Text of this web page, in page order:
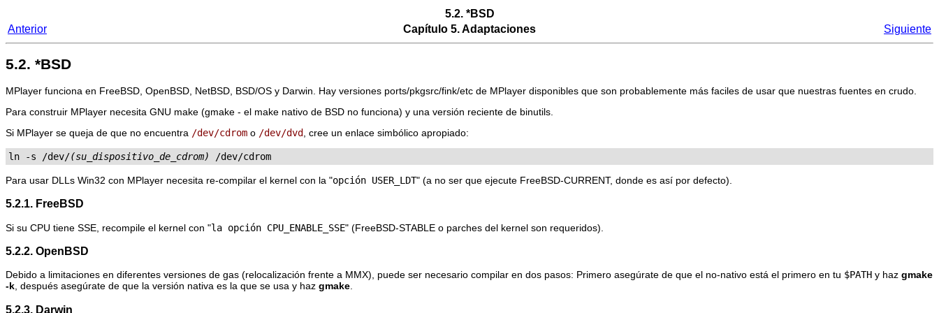
5.2. *BSD
Anterior
Capítulo 5. Adaptaciones Siguiente
5.2. *BSD
MPlayer funciona en FreeBSD, OpenBSD, NetBSD, BSD/OS y Darwin. Hay versiones ports/pkgsrc/fink/etc de MPlayer disponibles que son probablemente más faciles de usar que nuestras fuentes en crudo.
Para construir MPlayer necesita GNU make (gmake - el make nativo de BSD no funciona) y una versión reciente de binutils.
Si MPlayer se queja de que no encuentra /dev/cdrom o /dev/dvd , cree un enlace simbólico apropiado:
ln -s /dev/(su_dispositivo_de_cdrom) /dev/cdrom
Para usar DLLs Win32 con MPlayer necesita re-compilar el kernel con la "opción USER_LDT" (a no ser que ejecute FreeBSD-CURRENT, donde es así por defecto).
5.2.1. FreeBSD
Si su CPU tiene SSE, recompile el kernel con "la opción CPU_ENABLE_SSE" (FreeBSD-STABLE o parches del kernel son requeridos).
5.2.2. OpenBSD
Debido a limitaciones en diferentes versiones de gas (relocalización frente a MMX), puede ser necesario compilar en dos pasos: Primero asegúrate de que el no-nativo está el primero en tu $PATH y haz gmake
-k, después asegúrate de que la versión nativa es la que se usa y haz gmake.
5.2.3. Darwin